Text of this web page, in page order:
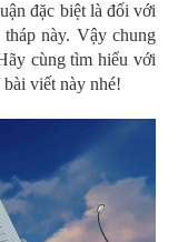
đặc biệt là đối với
này. Vậy chung
cùng tìm hiểu với
viết này nhé!